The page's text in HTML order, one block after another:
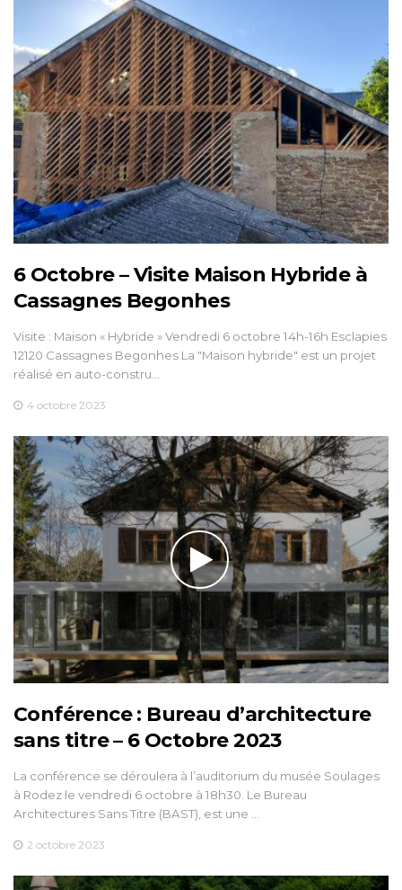
6 Octobre – Visite Maison Hybride à
Cassagnes Begonhes
Visite : Maison « Hybride » Vendredi 6 octobre 14h-16h Esclapies
12120 Cassagnes Begonhes La "Maison hybride" est un projet
réalisé en auto-constru…
4 octobre 2023
Conférence : Bureau d’architecture
sans titre – 6 Octobre 2023
La conférence se déroulera à l’auditorium du musée Soulages
à Rodez le vendredi 6 octobre à 18h30. Le Bureau
Architectures Sans Titre (BAST), est une …
2 octobre 2023